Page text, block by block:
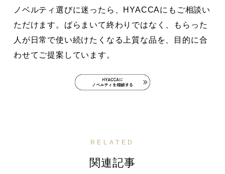
ノベルティ選びに迷ったら、HYACCAにもご相談い
ただけます。ばらまいて終わりではなく、もらった
人が日常で使い続けたくなる上質な品を、目的に合
わせてご提案しています。
RELATED
関連記事